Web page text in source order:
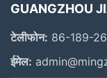
GUANGZHOU
टेलीफोन: 86-189-
ईमेल: